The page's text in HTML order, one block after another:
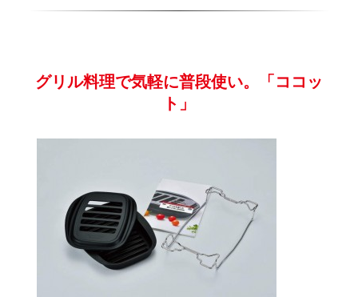
グリル料理で気軽に普段使い。「ココッ
ト」